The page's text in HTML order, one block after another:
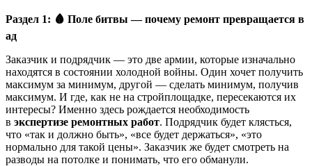
Раздел 1: 🩸 Поле битвы — почему ремонт превращается в
ад
Заказчик и подрядчик — это две армии, которые изначально
находятся в состоянии холодной войны. Один хочет получить
максимум за минимум, другой — сделать минимум, получив
максимум. И где, как не на стройплощадке, пересекаются их
интересы? Именно здесь рождается необходимость
в экспертизе ремонтных работ. Подрядчик будет клясться,
что «так и должно быть», «все будет держаться», «это
нормально для такой цены». Заказчик же будет смотреть на
разводы на потолке и понимать, что его обманули.